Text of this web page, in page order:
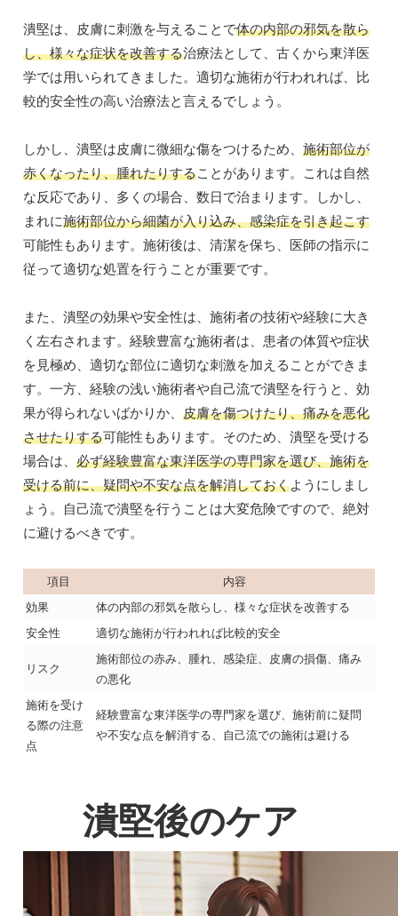
潰堅は、皮膚に刺激を与えることで体の内部の邪気を散ら
し、様々な症状を改善する治療法として、古くから東洋医
学では用いられてきました。適切な施術が行われれば、比
較的安全性の高い治療法と言えるでしょう。
しかし、潰堅は皮膚に微細な傷をつけるため、 施術部位が
赤くなったり、腫れたりすることがあります。これは自然
な反応であり、多くの場合、数日で治まります。しかし、
まれに施術部位から細菌が入り込み、感染症を引き起こす
可能性もあります。施術後は、清潔を保ち、医師の指示に
従って適切な処置を行うことが重要です。
また、潰堅の効果や安全性は、施術者の技術や経験に大き
く左右されます。経験豊富な施術者は、患者の体質や症状
を見極め、適切な部位に適切な刺激を加えることができま
す。一方、経験の浅い施術者や自己流で潰堅を行うと、効
果が得られないばかりか、 皮膚を傷つけたり、痛みを悪化
させたりする可能性もあります。そのため、潰堅を受ける
場合は、 必ず経験豊富な東洋医学の専門家を選び、施術を
受ける前に、疑問や不安な点を解消しておくようにしまし
ょう。自己流で潰堅を行うことは大変危険ですので、絶対
に避けるべきです。
項目
内容
効果
体の内部の邪気を散らし、様々な症状を改善する
安全性
適切な施術が行われれば比較的安全
リスク
施術部位の赤み、腫れ、感染症、皮膚の損傷、痛み
の悪化
施術を受け
る際の注意
点
経験豊富な東洋医学の専門家を選び、施術前に疑問
や不安な点を解消する、自己流での施術は避ける
潰堅後のケア